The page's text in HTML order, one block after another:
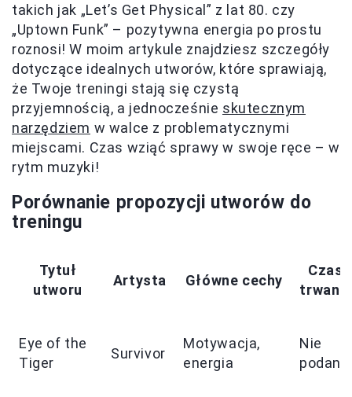
takich jak „Let’s Get Physical” z lat 80. czy
„Uptown Funk” – pozytywna energia po prostu
roznosi! W moim artykule znajdziesz szczegóły
dotyczące idealnych utworów, które sprawiają,
że Twoje treningi stają się czystą
przyjemnością, a jednocześnie skutecznym
narzędziem w walce z problematycznymi
miejscami. Czas wziąć sprawy w swoje ręce – w
rytm muzyki!
Porównanie propozycji utworów do
treningu
Tytuł
utworu
Artysta Główne cechy
Czas
trwania
Eye of the
Tiger
Survivor
Motywacja,
energia
Nie
podano